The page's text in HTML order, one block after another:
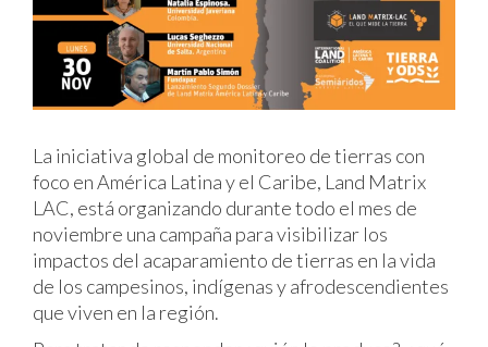
La iniciativa global de monitoreo de tierras con
foco en América Latina y el Caribe, Land Matrix
LAC, está organizando durante todo el mes de
noviembre una campaña para visibilizar los
impactos del acaparamiento de tierras en la vida
de los campesinos, indígenas y afrodescendientes
que viven en la región.